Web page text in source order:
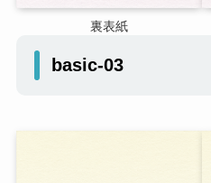
裏表紙
basic-03